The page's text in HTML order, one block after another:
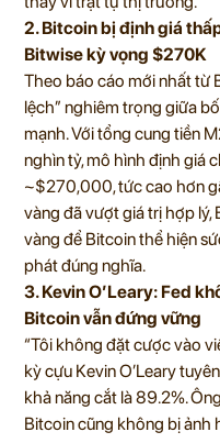
2. Bitcoin bị định giá
Bitwise kỳ vọng $270K
Theo báo cáo mới nhất từ
lệch” nghiêm trọng giữa
mạnh. Với tổng cung tiền
nghìn tỷ, mô hình định giá
~$270,000, tức cao hơn
vàng đã vượt giá trị hợp lý,
vàng để Bitcoin thể hiện
phát đúng nghĩa.
3. Kevin O’Leary: Fed
Bitcoin vẫn đứng vững
“Tôi không đặt cược vào
kỳ cựu Kevin O’Leary
khả năng cắt là 89.2%.
Bitcoin cũng không bị ảnh